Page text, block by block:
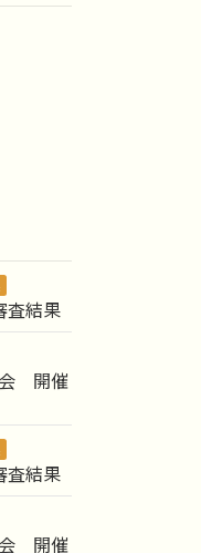
結果
会 開催
結果
会 開催